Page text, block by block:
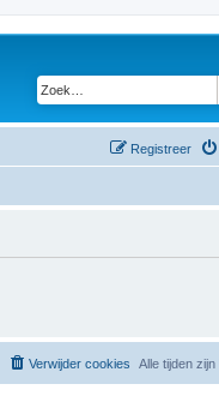
Registreer
Alle tijden zijn
Verwijder cookies